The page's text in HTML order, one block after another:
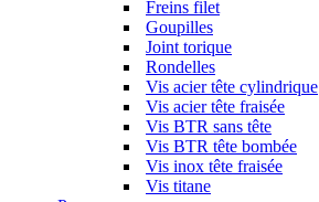
Freins filet
Goupilles
Joint torique
Rondelles
Vis acier tête cylindrique
Vis acier tête fraisée
Vis BTR sans tête
Vis BTR tête bombée
Vis inox tête fraisée
Vis titane